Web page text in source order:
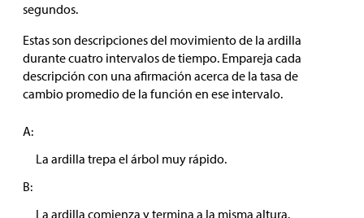
segundos.
Estas son descripciones del movimiento de la ardilla
durante cuatro intervalos de tiempo. Empareja cada
descripción con una afirmación acerca de la tasa de
cambio promedio de la función en ese intervalo.
A:
La ardilla trepa el árbol muy rápido.
B:
La ardilla comienza y termina a la misma altura.